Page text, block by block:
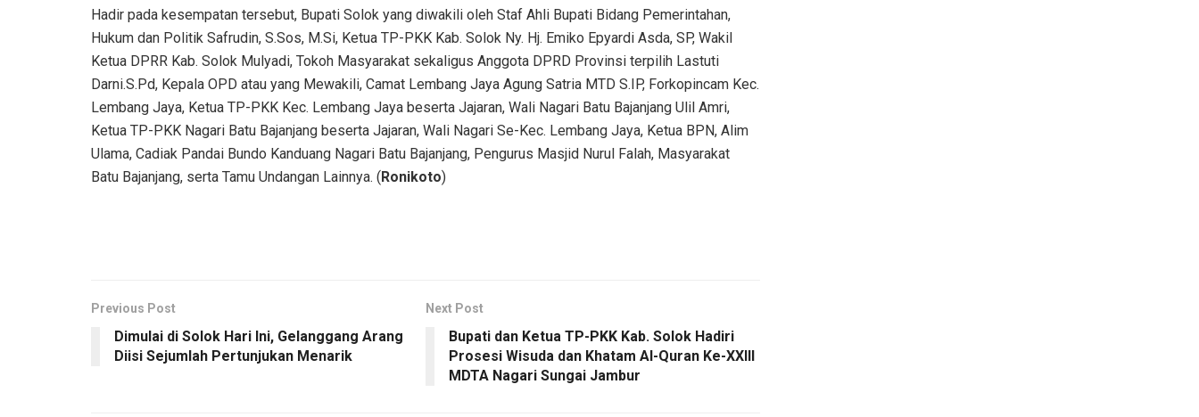
Hadir pada kesempatan tersebut, Bupati Solok yang diwakili oleh Staf Ahli Bupati Bidang Pemerintahan,
Hukum dan Politik Safrudin, S.Sos, M.Si, Ketua TP-PKK Kab. Solok Ny. Hj. Emiko Epyardi Asda, SP, Wakil
Ketua DPRR Kab. Solok Mulyadi, Tokoh Masyarakat sekaligus Anggota DPRD Provinsi terpilih Lastuti
Darni.S.Pd, Kepala OPD atau yang Mewakili, Camat Lembang Jaya Agung Satria MTD S.IP, Forkopincam Kec.
Lembang Jaya, Ketua TP-PKK Kec. Lembang Jaya beserta Jajaran, Wali Nagari Batu Bajanjang Ulil Amri,
Ketua TP-PKK Nagari Batu Bajanjang beserta Jajaran, Wali Nagari Se-Kec. Lembang Jaya, Ketua BPN, Alim
Ulama, Cadiak Pandai Bundo Kanduang Nagari Batu Bajanjang, Pengurus Masjid Nurul Falah, Masyarakat
Batu Bajanjang, serta Tamu Undangan Lainnya. (Ronikoto)
Previous Post
Dimulai di Solok Hari Ini, Gelanggang Arang
Diisi Sejumlah Pertunjukan Menarik
Next Post
Bupati dan Ketua TP-PKK Kab. Solok Hadiri
Prosesi Wisuda dan Khatam Al-Quran Ke-XXIII
MDTA Nagari Sungai Jambur